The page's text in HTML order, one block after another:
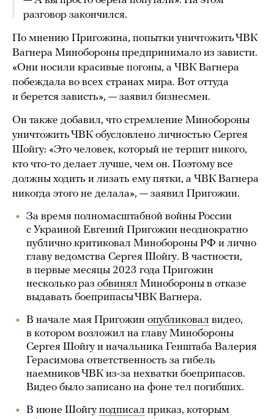
разговор закончился.
По мнению Пригожина, попытки уничтожить ЧВК
Вагнера Минобороны предпринимало из зависти.
«Они носили красивые погоны, а ЧВК Вагнера
побеждала во всех странах мира. Вот оттуда
и берется зависть», — заявил бизнесмен.
Он также добавил, что стремление Минобороны
уничтожить ЧВК обусловлено личностью Сергея
Шойгу: «Это человек, который не терпит никого,
кто что-то делает лучше, чем он. Поэтому все
должны ходить и лизать ему пятки, а ЧВК Вагнера
никогда этого не делала», — заявил Пригожин.
За время полномасштабной войны России
с Украиной Евгений Пригожин неоднократно
публично критиковал Минобороны РФ и лично
главу ведомства Сергея Шойгу. В частности,
в первые месяцы 2023 года Пригожин
несколько раз обвинял Минобороны в отказе
выдавать боеприпасы ЧВК Вагнера.
В начале мая Пригожин опубликовал видео,
в котором возложил на главу Минобороны
Сергея Шойгу и начальника Генштаба Валерия
Герасимова ответственность за гибель
наемников ЧВК из-за нехватки боеприпасов.
Видео было записано на фоне тел погибших.
В июне Шойгуподписал приказ, которым